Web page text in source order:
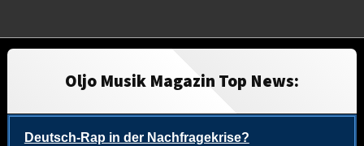
Oljo Musik Magazin Top News:
Deutsch-Rap in der Nachfragekrise?